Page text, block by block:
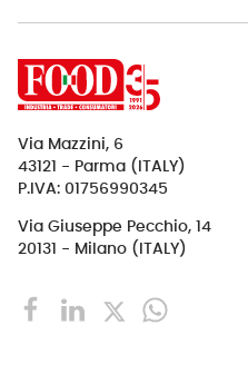
Via Mazzini, 6
43121 - Parma (ITALY)
P.IVA: 01756990345
Via Giuseppe Pecchio, 14
20131 - Milano (ITALY)